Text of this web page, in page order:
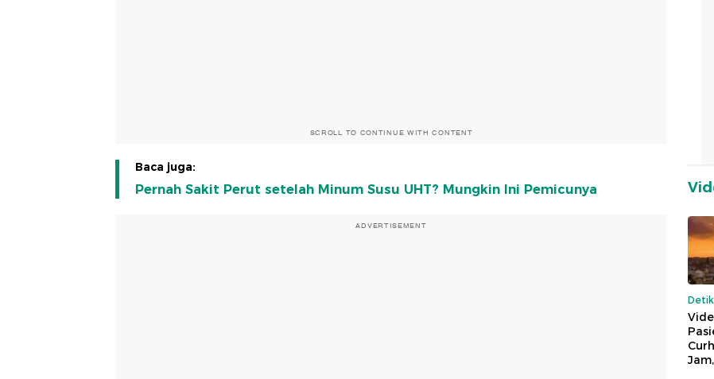
SCROLL TO CONTINUE WITH CONTENT
Baca juga:
Pernah Sakit Perut setelah Minum Susu UHT? Mungkin Ini Pemicunya
ADVERTISEMENT